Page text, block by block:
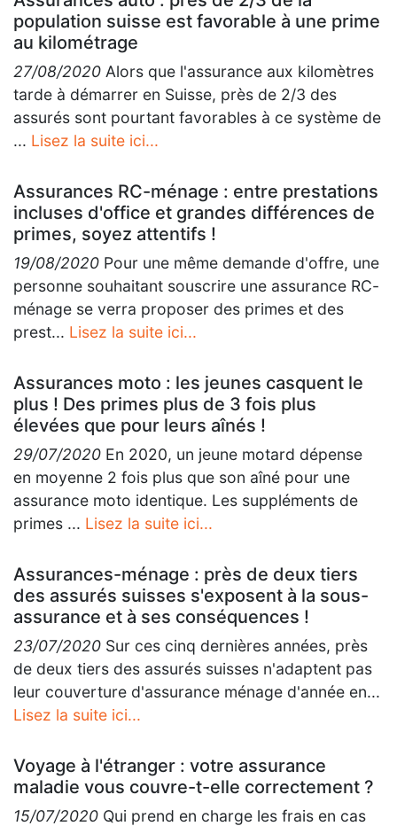
population suisse est favorable à une prime
au kilométrage
27/08/2020 Alors que l'assurance aux kilomètres
tarde à démarrer en Suisse, près de 2/3 des
assurés sont pourtant favorables à ce système de
... Lisez la suite ici...
Assurances RC-ménage : entre prestations
incluses d'office et grandes différences de
primes, soyez attentifs !
19/08/2020 Pour une même demande d'offre, une
personne souhaitant souscrire une assurance RC-
ménage se verra proposer des primes et des
prest... Lisez la suite ici...
Assurances moto : les jeunes casquent le
plus ! Des primes plus de 3 fois plus
élevées que pour leurs aînés !
29/07/2020 En 2020, un jeune motard dépense
en moyenne 2 fois plus que son aîné pour une
assurance moto identique. Les suppléments de
primes ... Lisez la suite ici...
Assurances-ménage : près de deux tiers
des assurés suisses s'exposent à la sous-
assurance et à ses conséquences !
23/07/2020 Sur ces cinq dernières années, près
de deux tiers des assurés suisses n'adaptent pas
leur couverture d'assurance ménage d'année en...
Lisez la suite ici...
Voyage à l'étranger : votre assurance
maladie vous couvre-t-elle correctement ?
15/07/2020 Qui prend en charge les frais en cas